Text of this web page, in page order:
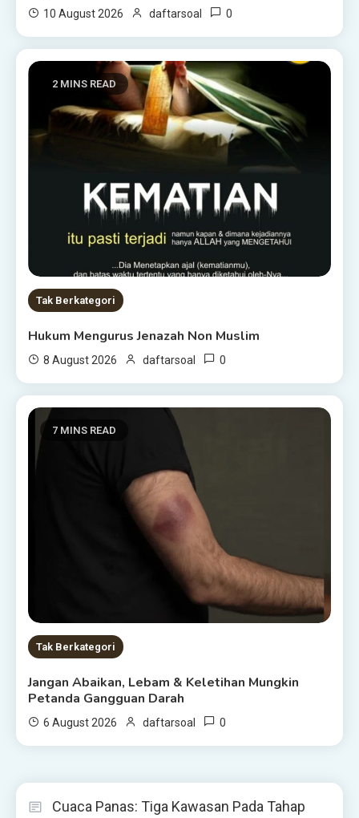
10 August 2026 daftarsoal 0
2 MINS READ
Tak Berkategori
Hukum Mengurus Jenazah Non Muslim
8 August 2026 daftarsoal 0
7 MINS READ
Tak Berkategori
Jangan Abaikan, Lebam & Keletihan Mungkin
Petanda Gangguan Darah
6 August 2026 daftarsoal 0
Cuaca Panas: Tiga Kawasan Pada Tahap